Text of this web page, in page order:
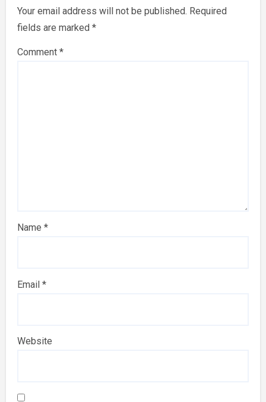
Your email address will not be published. Required
fields are marked *
Comment *
Name *
Email *
Website